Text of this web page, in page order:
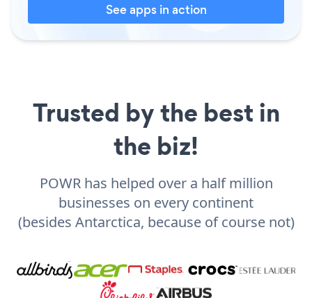
See apps in action
Trusted by the best in
the biz!
POWR has helped over a half million
businesses on every continent
(besides Antarctica, because of course not)